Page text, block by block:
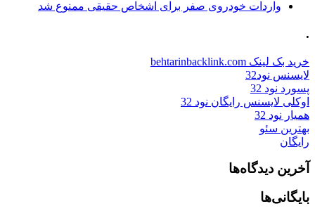
واردات خودروی صفر برای اشخاص حقیقی ممنوع شد
.
خرید بک لینک behtarinbacklink.com
لایسنس نود32
پسورد نود 32
اوکلی لایسنس رایگان نود 32
همیار نود 32
بهترین سئو
رایگان
آخرین دیدگاه‌ها
بایگانی‌ها